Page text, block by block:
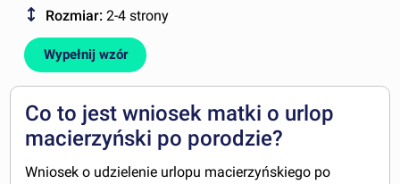
MOJE KONTO
Rozmiar: 2-4 strony
Wypełnij wzór
Co to jest wniosek matki o urlop
macierzyński po porodzie?
Wniosek o udzielenie urlopu macierzyńskiego po